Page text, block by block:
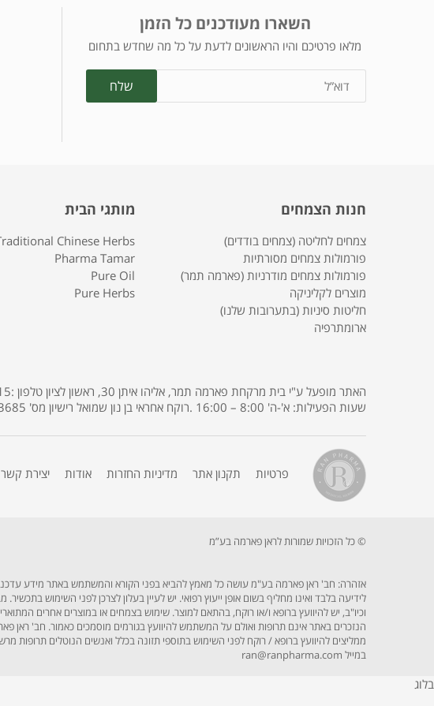
השארו מעודכנים כל הזמן
מלאו פרטיכם והיו הראשונים לדעת על כל מה שחדש בתחום
חנות הצמחים
צמחים לחליטה (צמחים בודדים)
פורמולות צמחים מסורתיות
פורמולות צמחים מודרניות (פארמה תמר)
מוצרים לקליניקה
חליטות סיניות (בתערובות שלנו)
ארומתרפיה
מותגי הבית
Chinese Herbs
Pharma Tamar
Pure Oil
Pure Herbs
שעות הפעילות: א'-ה' 8:00 – 16:00 .רוקח אחראי בן נון שמואל רישיון מס' 3685 .
פרטיות תקנון אתר מדיניות החזרות אודות יצירת קשר
© כל הזכויות שמורות לראן פארמה בע”מ
אזהרה: חב' ראן פארמה בע"מ עושה כל מאמץ להביא בפני הקורא והמשתמש באתר מידע עדכני
לידיעה בלבד ואינו מחליף בשום אופן ייעוץ רפואי. יש לעיין בעלון לצרכן לפני השימוש
וכיו"ב, יש להיוועץ ברופא ו/או רוקח, בהתאם למוצר. שימוש בצמחים או במוצרים אחרים
הנזכרים באתר אינם תרופות ואולם על המשתמש להיוועץ בגורמים מוסמכים כאמור. חב' ראן
במייל ran@ranpharma.com
בלוג